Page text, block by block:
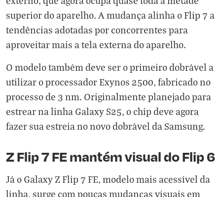
superior do aparelho. A mudança alinha o Flip 7 a
tendências adotadas por concorrentes para
aproveitar mais a tela externa do aparelho.
O modelo também deve ser o primeiro dobrável a
utilizar o processador Exynos 2500, fabricado no
processo de 3 nm. Originalmente planejado para
estrear na linha Galaxy S25, o chip deve agora
fazer sua estreia no novo dobrável da Samsung.
Z Flip 7 FE mantém visual do Flip 6
Já o Galaxy Z Flip 7 FE, modelo mais acessível da
linha, surge com poucas mudanças visuais em